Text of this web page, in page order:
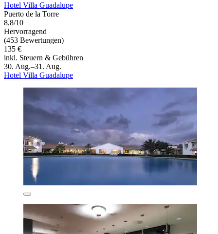
Hotel Villa Guadalupe
Puerto de la Torre
8,8/10
Hervorragend
(453 Bewertungen)
135 €
inkl. Steuern & Gebühren
30. Aug.–31. Aug.
Hotel Villa Guadalupe